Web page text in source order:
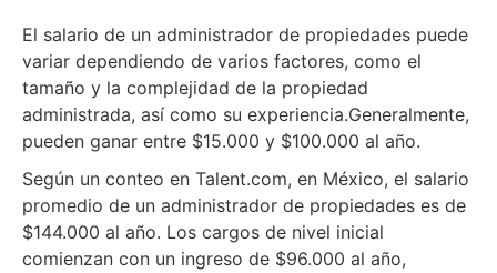
El salario de un administrador de propiedades puede
variar dependiendo de varios factores, como el
tamaño y la complejidad de la propiedad
administrada, así como su experiencia.Generalmente,
pueden ganar entre $15.000 y $100.000 al año.
Según un conteo en Talent.com, en México, el salario
promedio de un administrador de propiedades es de
$144.000 al año. Los cargos de nivel inicial
comienzan con un ingreso de $96.000 al año,